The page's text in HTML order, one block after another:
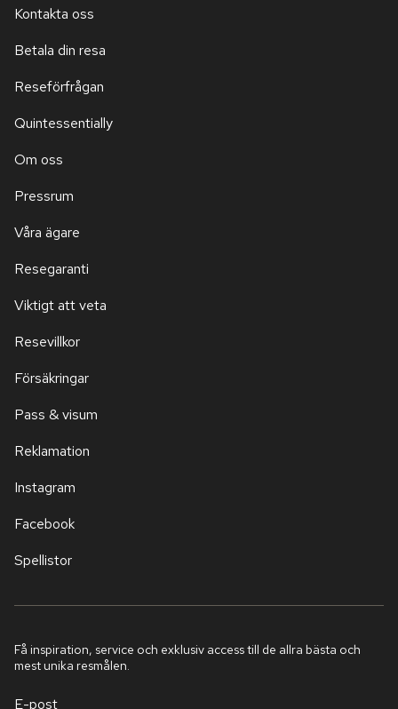
Kontakta oss
Betala din resa
Reseförfrågan
Quintessentially
Om oss
Pressrum
Våra ägare
Resegaranti
Viktigt att veta
Resevillkor
Försäkringar
Pass & visum
Reklamation
Instagram
Facebook
Spellistor
Få inspiration, service och exklusiv access till de allra bästa och
mest unika resmålen.
E-post